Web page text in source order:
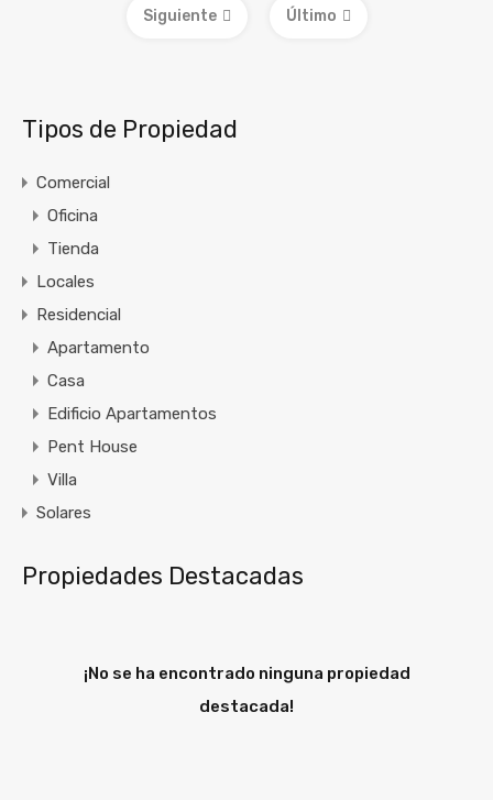
Siguiente Último
Tipos de Propiedad
Comercial
Oficina
Tienda
Locales
Residencial
Apartamento
Casa
Edificio Apartamentos
Pent House
Villa
Solares
Propiedades Destacadas
¡No se ha encontrado ninguna propiedad
destacada!